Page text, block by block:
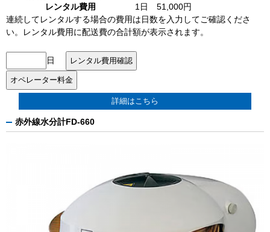
レンタル費用
1日 51,000円
連続してレンタルする場合の費用は日数を入力してご確認くださ
い。レンタル費用に配送費の合計額が表示されます。
日
詳細はこちら
赤外線水分計FD-660